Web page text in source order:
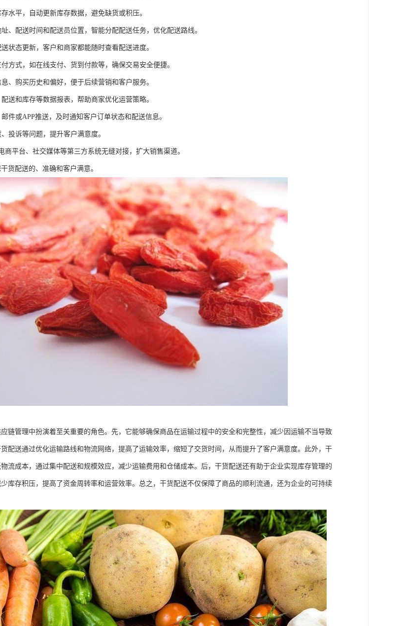
水平，自动更新库存数据，避免缺货或积压。
、配送时间和配送员位置，智能分配配送任务，优化配送路线。
状态更新，客户和商家都能随时查看配送进度。
方式，如在线支付、货到付款等，确保交易安全便捷。
、购买历史和偏好，便于后续营销和客户服务。
送和库存等数据报表，帮助商家优化运营策略。
件或APP推送，及时通知客户订单状态和配送信息。
投诉等问题，提升客户满意度。
商平台、社交媒体等第三方系统无缝对接，扩大销售渠道。
货配送的、准确和客户满意。
链管理中扮演着至关重要的角色。先，它能够确保商品在运输过程中的安全和完整性，减少因运输不当导致
配送通过优化运输路线和物流网络，提高了运输效率，缩短了交货时间，从而提升了客户满意度。此外，干
流成本，通过集中配送和规模效应，减少运输费用和仓储成本。后，干货配送还有助于企业实现库存管理的
库存积压，提高了资金周转率和运营效率。总之，干货配送不仅保障了商品的顺利流通，还为企业的可持续